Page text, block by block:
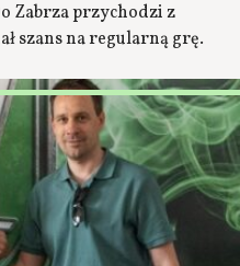
Zabrza przychodzi z
szans na regularną grę.